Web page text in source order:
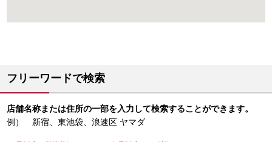
フリーワードで検索
店舗名称または住所の一部を入力して検索することができます。
例） 新宿、東池袋、浪速区 ヤマダ